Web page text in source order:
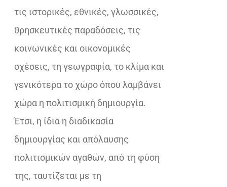
τις ιστορικές, εθνικές, γλωσσικές,
θρησκευτικές παραδόσεις, τις
κοινωνικές και οικονομικές
σχέσεις, τη γεωγραφία, το κλίμα και
γενικότερα το χώρο όπου λαμβάνει
χώρα η πολιτισμική δημιουργία.
Έτσι, η ίδια η διαδικασία
δημιουργίας και απόλαυσης
πολιτισμικών αγαθών, από τη φύση
της, ταυτίζεται με τη